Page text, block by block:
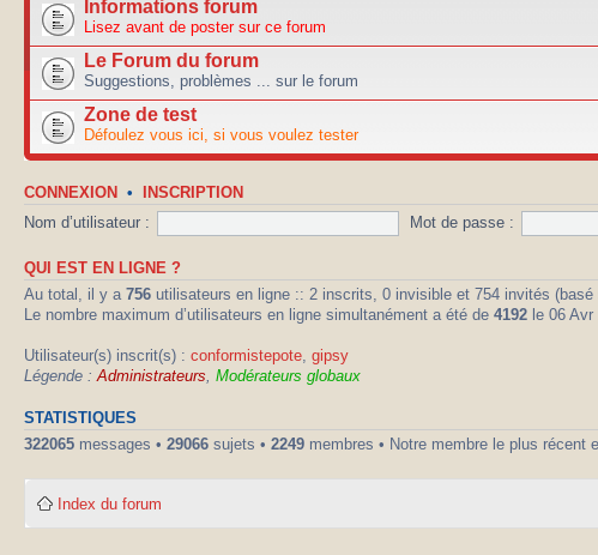
Informations forum
Lisez avant de poster sur ce forum
Le Forum du forum
Suggestions, problèmes ... sur le forum
Zone de test
Défoulez vous ici, si vous voulez tester
CONNEXION • INSCRIPTION
Nom d’utilisateur : Mot de passe :
QUI EST EN LIGNE ?
Au total, il y a 756 utilisateurs en ligne :: 2 inscrits, 0 invisible et 754 invités
Le nombre maximum d’utilisateurs en ligne simultanément a été de 4192 le 06
Utilisateur(s) inscrit(s) : conformistepote gipsy
Légende : Administrateurs Modérateurs globaux
STATISTIQUES
322065 messages • 29066 sujets • 2249 membres • Notre membre le plus récent
Index du forum